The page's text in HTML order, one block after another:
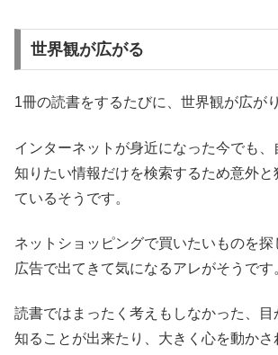
世界観が広がる
1冊の読書をするたびに、世界観が広が
インターネットが身近になった今でも、
知りたい情報だけを検索するため意外と
ているそうです。
ネットショッピングで買いたいものを探
広告で出てきて気になるアレがそうです
読書ではまったく考えもしなかった、目
知ることが出来たり、大きく心を動かさ